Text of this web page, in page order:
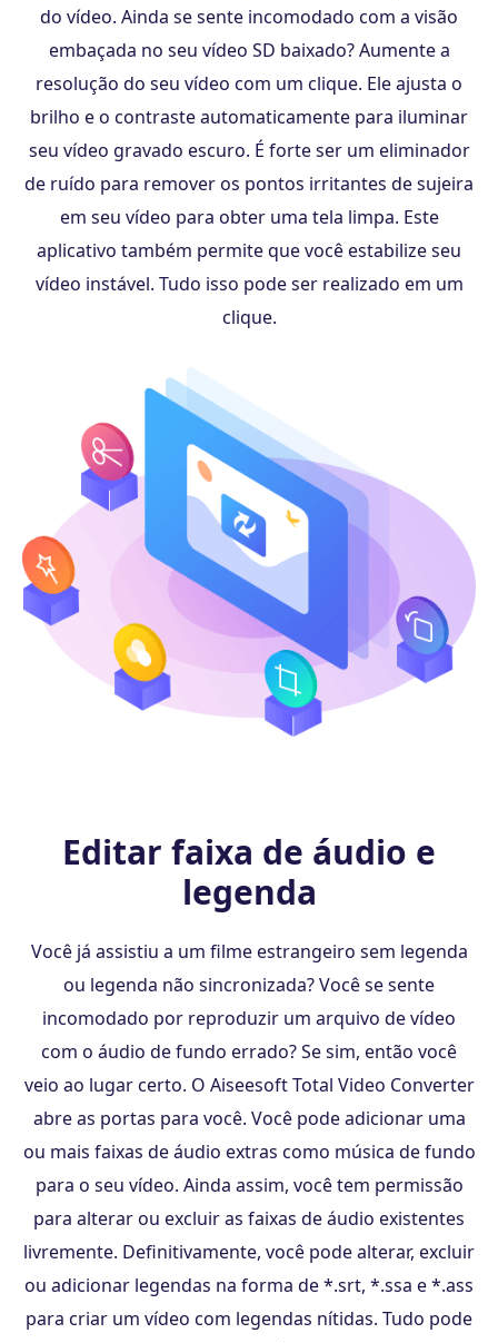
do vídeo. Ainda se sente incomodado com a visão
embaçada no seu vídeo SD baixado? Aumente a
resolução do seu vídeo com um clique. Ele ajusta o
brilho e o contraste automaticamente para iluminar
seu vídeo gravado escuro. É forte ser um eliminador
de ruído para remover os pontos irritantes de sujeira
em seu vídeo para obter uma tela limpa. Este
aplicativo também permite que você estabilize seu
vídeo instável. Tudo isso pode ser realizado em um
clique.
Editar faixa de áudio e
legenda
Você já assistiu a um filme estrangeiro sem legenda
ou legenda não sincronizada? Você se sente
incomodado por reproduzir um arquivo de vídeo
com o áudio de fundo errado? Se sim, então você
veio ao lugar certo. O Aiseesoft Total Video Converter
abre as portas para você. Você pode adicionar uma
ou mais faixas de áudio extras como música de fundo
para o seu vídeo. Ainda assim, você tem permissão
para alterar ou excluir as faixas de áudio existentes
livremente. Definitivamente, você pode alterar, excluir
ou adicionar legendas na forma de *.srt, *.ssa e *.ass
para criar um vídeo com legendas nítidas. Tudo pode